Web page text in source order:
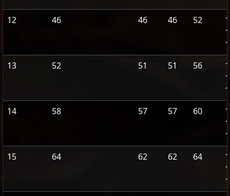
12
46 46 46 52
13
52 51 51 56
14
58 57 57 60
15
64 62 62 64